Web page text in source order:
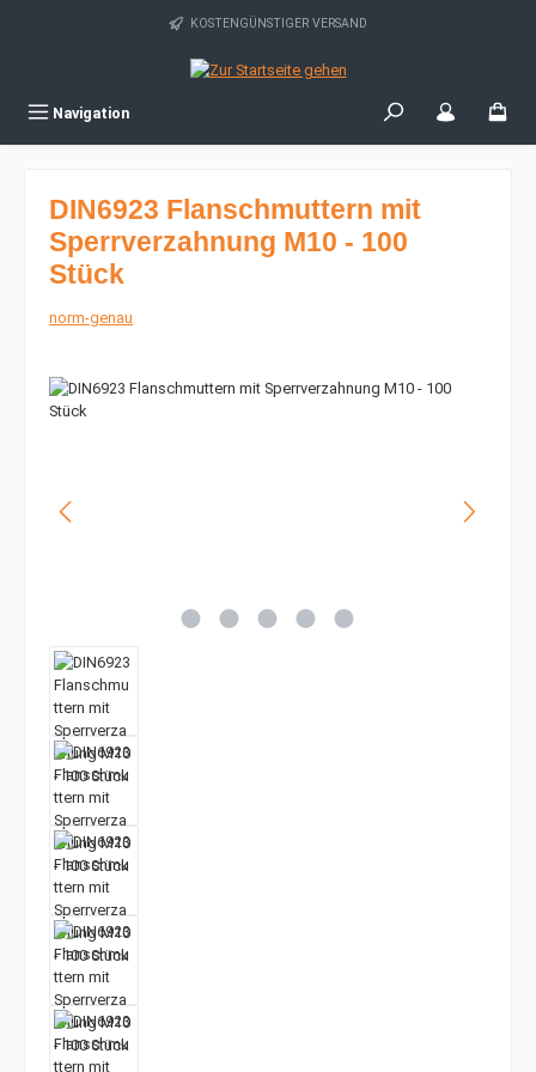
Zum Hauptinhalt springen KOSTENGÜNSTIGER VERSAND
Navigation
DIN6923 Flanschmuttern mit
Sperrverzahnung M10 - 100
Stück
norm-genau
Bildergalerie überspringen